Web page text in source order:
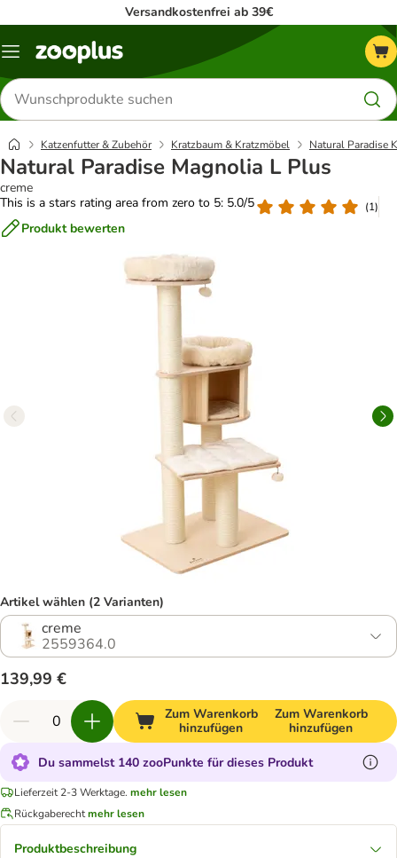
Versandkostenfrei ab 39€
Menü
Produkte
suchen
Katzenfutter & Zubehör Kratzbaum & Kratzmöbel Natural Paradise
Natural Paradise Magnolia L Plus
creme
This is a stars rating area from zero to 5: 5.0/5
(1)
Produkt bewerten
Artikel wählen (2 Varianten)
creme
2559364.0
139,99 €
Zum Warenkorb
hinzufügen
Zum Warenkorb
hinzufügen
Du sammelst 140 zooPunkte für dieses Produkt
Lieferzeit 2-3 Werktage. mehr lesen
Rückgaberechtmehr lesen
Produktbeschreibung